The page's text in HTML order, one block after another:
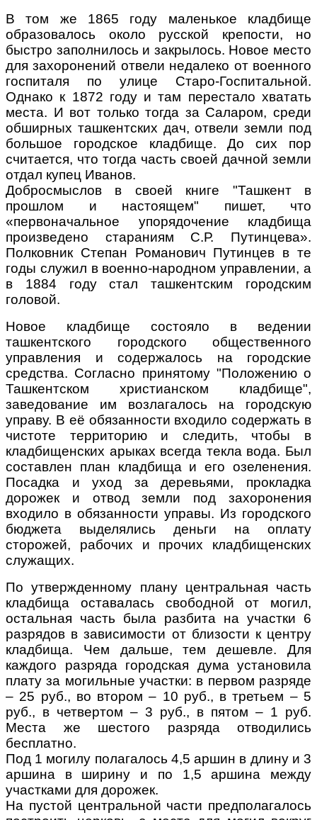
В том же 1865 году маленькое кладбище
образовалось около русской крепости, но
быстро заполнилось и закрылось. Новое место
для захоронений отвели недалеко от военного
госпиталя по улице Старо-Госпитальной.
Однако к 1872 году и там перестало хватать
места. И вот только тогда за Саларом, среди
обширных ташкентских дач, отвели земли под
большое городское кладбище. До сих пор
считается, что тогда часть своей дачной земли
отдал купец Иванов.
Добросмыслов в своей книге "Ташкент в
прошлом и настоящем" пишет, что
«первоначальное упорядочение кладбища
произведено стараниям С.Р. Путинцева».
Полковник Степан Романович Путинцев в те
годы служил в военно-народном управлении, а
в 1884 году стал ташкентским городским
головой.
Новое кладбище состояло в ведении
ташкентского городского общественного
управления и содержалось на городские
средства. Согласно принятому "Положению о
Ташкентском христианском кладбище",
заведование им возлагалось на городскую
управу. В её обязанности входило содержать в
чистоте территорию и следить, чтобы в
кладбищенских арыках всегда текла вода. Был
составлен план кладбища и его озеленения.
Посадка и уход за деревьями, прокладка
дорожек и отвод земли под захоронения
входило в обязанности управы. Из городского
бюджета выделялись деньги на оплату
сторожей, рабочих и прочих кладбищенских
служащих.
По утвержденному плану центральная часть
кладбища оставалась свободной от могил,
остальная часть была разбита на участки 6
разрядов в зависимости от близости к центру
кладбища. Чем дальше, тем дешевле. Для
каждого разряда городская дума установила
плату за могильные участки: в первом разряде
– 25 руб., во втором – 10 руб., в третьем – 5
руб., в четвертом – 3 руб., в пятом – 1 руб.
Места же шестого разряда отводились
бесплатно.
Под 1 могилу полагалось 4,5 аршин в длину и 3
аршина в ширину и по 1,5 аршина между
участками для дорожек.
На пустой центральной части предполагалось